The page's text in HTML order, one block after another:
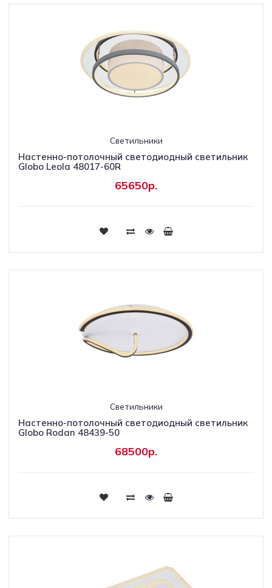
Светильники
Настенно-потолочный светодиодный светильник
Globo Leola 48017-60R
65650р.
Светильники
Настенно-потолочный светодиодный светильник
Globo Rodan 48439-50
68500р.